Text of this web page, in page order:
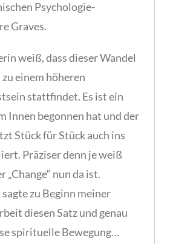
Psychologie-
Graves.
weiß, dass dieser Wandel
einem höheren
stattfindet. Es ist ein
Innen begonnen hat und der
Stück für Stück auch ins
Präziser denn je weiß
„Change“ nun da ist.
zu Beginn meiner
diesen Satz und genau
spirituelle Bewegung…